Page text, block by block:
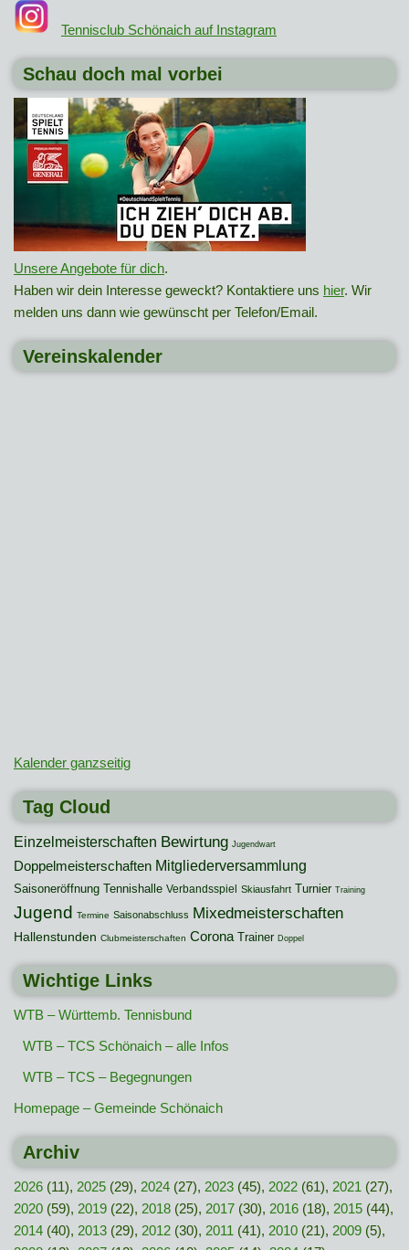
Tennisclub Schönaich auf Instagram
Schau doch mal vorbei
Unsere Angebote für dich.
Haben wir dein Interesse geweckt? Kontaktiere uns hier. Wir
melden uns dann wie gewünscht per Telefon/Email.
Vereinskalender
Kalender ganzseitig
Tag Cloud
Einzelmeisterschaften Bewirtung Jugendwart
Doppelmeisterschaften Mitgliederversammlung
Saisoneröffnung Tennishalle Verbandsspiel Skiausfahrt Turnier Training
Jugend Termine Saisonabschluss Mixedmeisterschaften
Hallenstunden Clubmeisterschaften Corona Trainer Doppel
Wichtige Links
WTB – Württemb. Tennisbund
WTB – TCS Schönaich – alle Infos
WTB – TCS – Begegnungen
Homepage – Gemeinde Schönaich
Archiv
2026 (11), 2025 (29), 2024 (27), 2023 (45), 2022 (61), 2021 (27),
2020 (59), 2019 (22), 2018 (25), 2017 (30), 2016 (18), 2015 (44),
2014 (40), 2013 (29), 2012 (30), 2011 (41), 2010 (21), 2009 (5),